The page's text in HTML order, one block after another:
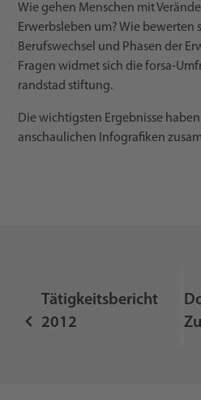
Wie gehen Menschen mit
Erwerbsleben um? Wie bewerten
Berufswechsel und Phasen der
Fragen widmet sich die forsa-
randstad stiftung.
Die wichtigsten Ergebnisse
anschaulichen Infografiken
Tätigkeitsbericht
2012